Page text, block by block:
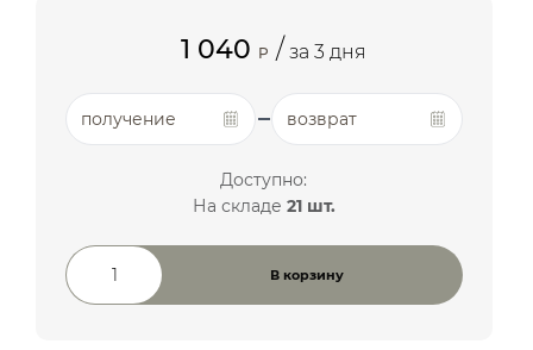
1 040 P / за 3 дня
получение возврат
Доступно:
На складе 21 шт.
Количество товара
В корзину